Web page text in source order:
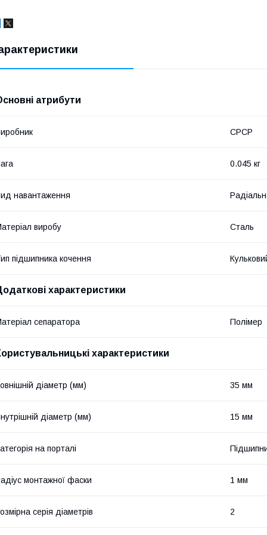
атрибути
СРСР
0.045 кг
навантаження
виробу Сталь
підшипника кочення
характеристики
сепаратора Полімер
характеристики
діаметр (мм) 35 мм
діаметр (мм) 15 мм
на порталі
монтажної фаски 1 мм
серія діаметрів 2